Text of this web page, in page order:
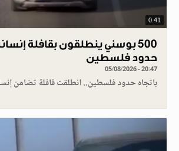
0.41
500 بوسني ينطلقون بقافلة
حدود فلسطين
05/08/2026 - 20:47
باتجاه حدود فلسطين.. انطلقت قافلة تضامن